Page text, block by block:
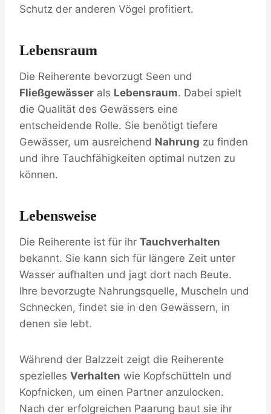
Schutz der anderen Vögel profitiert.
Lebensraum
Die Reiherente bevorzugt Seen und
Fließgewässer als Lebensraum. Dabei spielt
die Qualität des Gewässers eine
entscheidende Rolle. Sie benötigt tiefere
Gewässer, um ausreichend Nahrung zu finden
und ihre Tauchfähigkeiten optimal nutzen zu
können.
Lebensweise
Die Reiherente ist für ihr Tauchverhalten
bekannt. Sie kann sich für längere Zeit unter
Wasser aufhalten und jagt dort nach Beute.
Ihre bevorzugte Nahrungsquelle, Muscheln und
Schnecken, findet sie in den Gewässern, in
denen sie lebt.
Während der Balzzeit zeigt die Reiherente
spezielles Verhalten wie Kopfschütteln und
Kopfnicken, um einen Partner anzulocken.
Nach der erfolgreichen Paarung baut sie ihr